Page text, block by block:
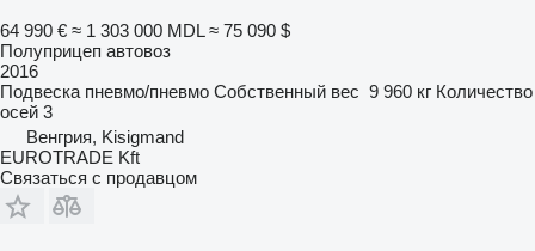
64 990 € ≈ 1 303 000 MDL ≈ 75 090 $
Полуприцеп автовоз
2016
Подвеска пневмо/пневмо Собственный вес 9 960 кг Количество
осей 3
Венгрия, Kisigmand
EUROTRADE Kft
Связаться с продавцом